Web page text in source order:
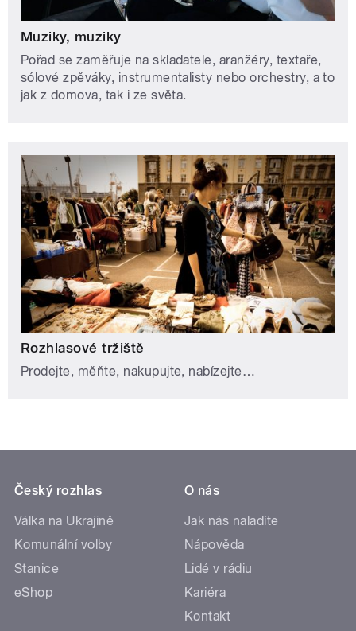
Muziky, muziky
Pořad se zaměřuje na skladatele, aranžéry, textaře,
sólové zpěváky, instrumentalisty nebo orchestry, a to
jak z domova, tak i ze světa.
Rozhlasové tržiště
Prodejte, měňte, nakupujte, nabízejte…
Český rozhlas
Válka na Ukrajině
Komunální volby
Stanice
eShop
O nás
Jak nás naladíte
Nápověda
Lidé v rádiu
Kariéra
Kontakt